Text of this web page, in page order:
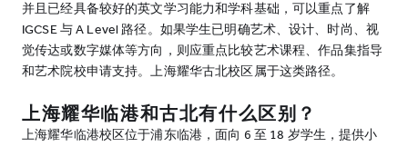
并且已经具备较好的英文学习能力和学科基础，可以重点了解
IGCSE 与 A Level 路径。如果学生已明确艺术、设计、时尚、视
觉传达或数字媒体等方向，则应重点比较艺术课程、作品集指导
和艺术院校申请支持。上海耀华古北校区属于这类路径。
上海耀华临港和古北有什么区别？
上海耀华临港校区位于浦东临港，面向 6 至 18 岁学生，提供小